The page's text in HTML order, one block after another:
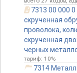
7313 00 000
скрученная
проволока,
скрученная
черных
тариф: 10%
7314